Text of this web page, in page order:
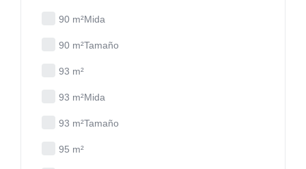
90 m²Mida
90 m²Tamaño
93 m²
93 m²Mida
93 m²Tamaño
95 m²